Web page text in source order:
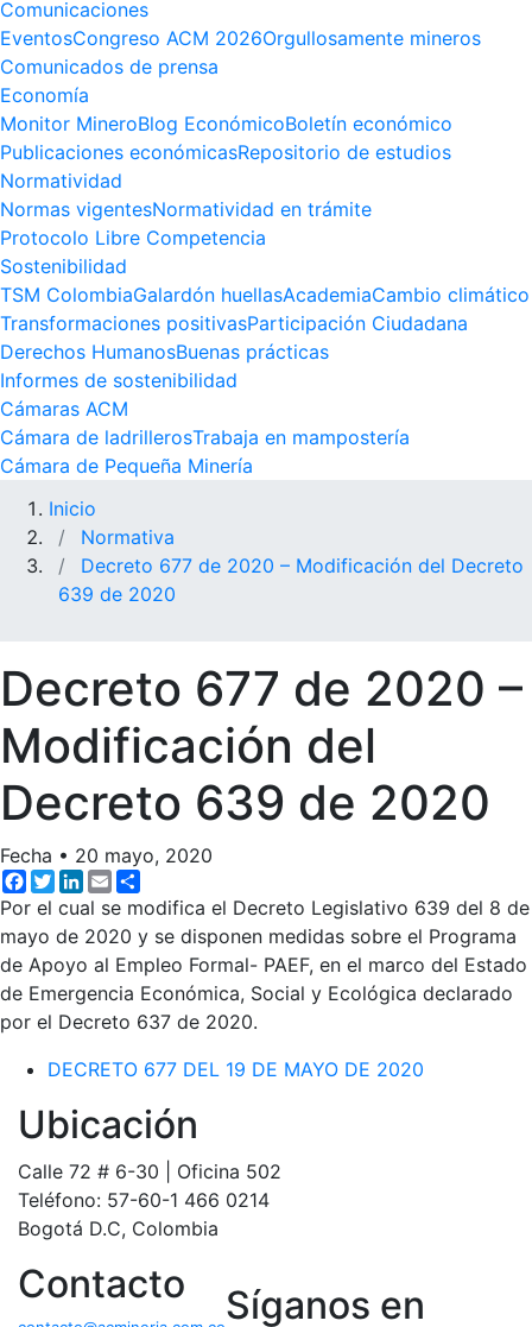
Comunicaciones
EventosCongreso ACM 2026Orgullosamente mineros
Comunicados de prensa
Economía
Monitor MineroBlog EconómicoBoletín económico
Publicaciones económicasRepositorio de estudios
Normatividad
Normas vigentesNormatividad en trámite
Protocolo Libre Competencia
Sostenibilidad
TSM ColombiaGalardón huellasAcademiaCambio climático
Transformaciones positivasParticipación Ciudadana
Derechos HumanosBuenas prácticas
Informes de sostenibilidad
Cámaras ACM
Cámara de ladrillerosTrabaja en mampostería
Cámara de Pequeña Minería
Inicio
Normativa
Decreto 677 de 2020 – Modificación del Decreto
639 de 2020
Decreto 677 de 2020 –
Modificación del
Decreto 639 de 2020
Fecha • 20 mayo, 2020
Facebook
TwitterLinkedIn
Email
Por el cual se modifica el Decreto Legislativo 639 del 8 de
mayo de 2020 y se disponen medidas sobre el Programa
de Apoyo al Empleo Formal- PAEF, en el marco del Estado
de Emergencia Económica, Social y Ecológica declarado
por el Decreto 637 de 2020.
DECRETO 677 DEL 19 DE MAYO DE 2020
Ubicación
Calle 72 # 6-30 | Oficina 502
Teléfono: 57-60-1 466 0214
Bogotá D.C, Colombia
Contacto Síganos en